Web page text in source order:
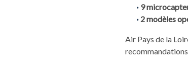
9
2 modèles
Air Pays de la